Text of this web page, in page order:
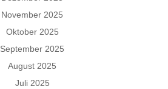
November 2025
Oktober 2025
September 2025
August 2025
Juli 2025